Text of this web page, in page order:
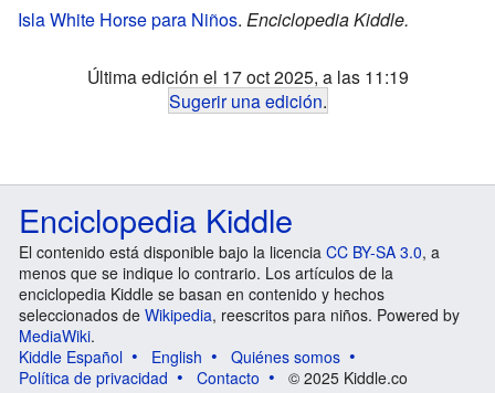
Isla White Horse para Niños. Enciclopedia Kiddle.
Última edición el 17 oct 2025, a las 11:19
Sugerir una edición.
Enciclopedia Kiddle
El contenido está disponible bajo la licencia CC BY-SA 3.0, a
menos que se indique lo contrario. Los artículos de la
enciclopedia Kiddle se basan en contenido y hechos
seleccionados de Wikipedia, reescritos para niños. Powered by
MediaWiki.
Kiddle Español
English
Quiénes somos
Política de privacidad
Contacto © 2025 Kiddle.co